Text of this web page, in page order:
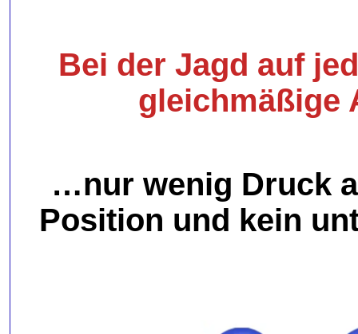
Bei der Jagd auf
gleichmäßige
…nur wenig Druck
Position und kein